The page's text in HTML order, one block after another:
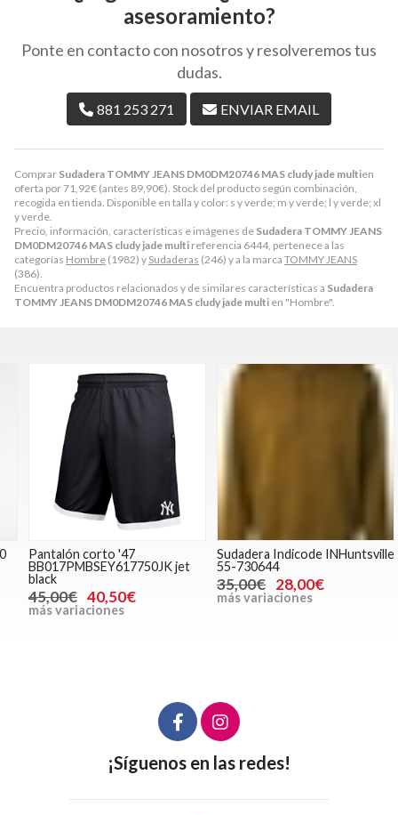
Comprar Sudadera TOMMY JEANS DM0DM20746 MAS cludy jade multien
oferta por71,92€ (antes 89,90€). Stock del producto según combinación,
recogida en tienda. Disponible en talla y color: s y verde; m y verde; l y verde; xl
y verde.
Precio, información, características e imágenes de Sudadera TOMMY JEANS
DM0DM20746 MAS cludy jade multi referencia 6444, pertenece a las
categorías Hombre (1982) y Sudaderas (246) y a la marca TOMMY JEANS
(386).
Encuentra productos relacionados y de similares características a Sudadera
TOMMY JEANS DM0DM20746 MAS cludy jade multi en "Hombre".
asesoramiento?
Ponte en contacto con nosotros y resolveremos tus
dudas.
881 253 271 ENVIAR EMAIL
Pantalón corto '47
BB017PMBSEY617750JK jet
black
45,00€ 40,50€
más variaciones
Sudadera Indicode INHuntsville
55-730644
35,00€ 28,00€
más variaciones
¡Síguenos en las redes!